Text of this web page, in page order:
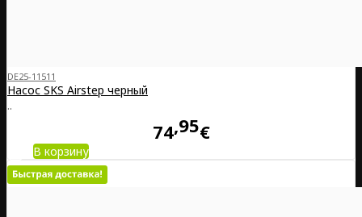
DE25-11511
Насос SKS Airstep черный
..
74 95€
В корзину